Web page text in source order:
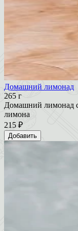
Домашний лимонад
265 г
Домашний лимонад
лимона
215 ₽
Добавить